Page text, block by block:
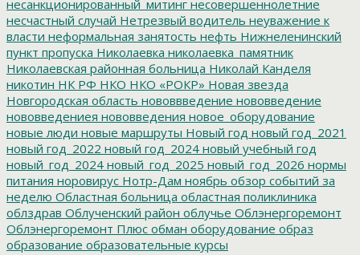
несанкционированный_митинг несовершеннолетние
несчастный случай Нетрезвый водитель неуважение к
власти неформальная занятость нефть Нижнеленинский
пункт пропуска Николаевка николаевка_памятник
Николаевская районная больница Николай Канделя
никотин НК РФ НКО НКО «РОКР» Новая звезда
Новгородская область нововвведение нововведение
нововведениея нововведения новое_оборудование
новые люди новые маршруты Новый год новый год_2021
новый год_2022 новый год_2024 новый учебный год
новый_год_2024 новый_год_2025 новый_год_2026 нормы
питания норовирус Нотр-Дам ноябрь обзор событий за
неделю Областная больница областная поликлиника
облздрав Облученский район облучье Облэнергоремонт
Облэнергоремонт Плюс обман оборудование образ
образование образовательные курсы